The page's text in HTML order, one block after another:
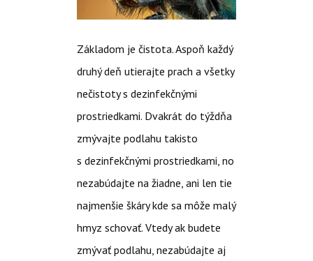
Základom je čistota. Aspoň každý
druhý deň utierajte prach a všetky
nečistoty s dezinfekčnými
prostriedkami. Dvakrát do týždňa
zmývajte podlahu takisto
s dezinfekčnými prostriedkami, no
nezabúdajte na žiadne, ani len tie
najmenšie škáry kde sa môže malý
hmyz schovať. Vtedy ak budete
zmývať podlahu, nezabúdajte aj